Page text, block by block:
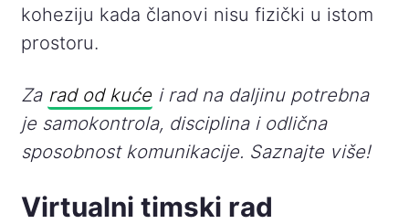
koheziju kada članovi nisu fizički u istom
prostoru.
Za rad od kuće i rad na daljinu potrebna
je samokontrola, disciplina i odlična
sposobnost komunikacije. Saznajte više!
Virtualni timski rad